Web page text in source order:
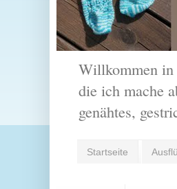
Willkommen in
die ich mache
genähtes,
Startseite